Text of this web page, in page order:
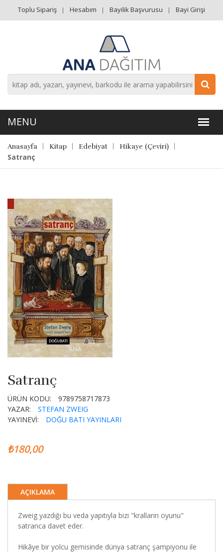
Toplu Sipariş Hesabım Bayilik Başvurusu Bayi Girişi
Anasayfa Kitap Edebiyat Hikaye (Çeviri)
Satranç
Satranç
ÜRÜN KODU:
9789758717873
YAZAR:
STEFAN ZWEIG
YAYINEVİ:
DOĞU BATI YAYINLARI
₺180,00
AÇIKLAMA
Zweig yazdığı bu veda yapıtıyla bizi "kralların oyunu"
satranca davet eder.
Hikâye bir yolcu gemisinde dünya satranç şampiyonu ile